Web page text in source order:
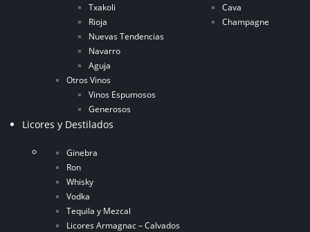
Txakoli
Rioja
Nuevas Tendencias
Navarro
Aguja
Cava
Champagne
Otros Vinos
Vinos Espumosos
Generosos
Licores y Destilados
Ginebra
Ron
Whisky
Vodka
Tequila y Mezcal
Licores Armagnac – Calvados